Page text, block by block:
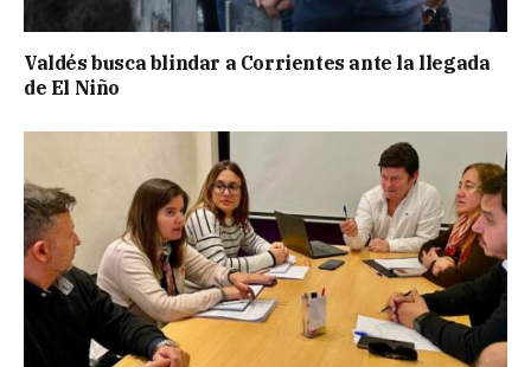
Valdés busca blindar a Corrientes ante la llegada
de El Niño